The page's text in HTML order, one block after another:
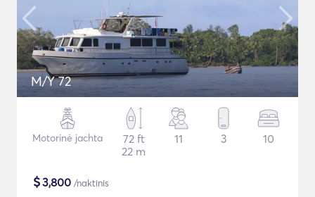
M/Y 72
Motorinė jachta
72 ft
22 m
11 3 10
$3,800 /naktinis